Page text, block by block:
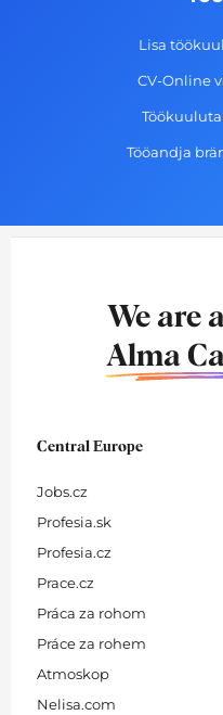
Lisa
CV-Online
Tööandja
We are
Alma
Central Europe
Jobs.cz
Profesia.sk
Profesia.cz
Prace.cz
Práca za rohom
Práce za rohem
Atmoskop
Nelisa.com